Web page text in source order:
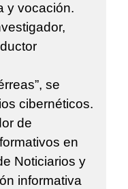
y vocación.
se
cibernéticos.
de
en
Noticiarios y
informativa